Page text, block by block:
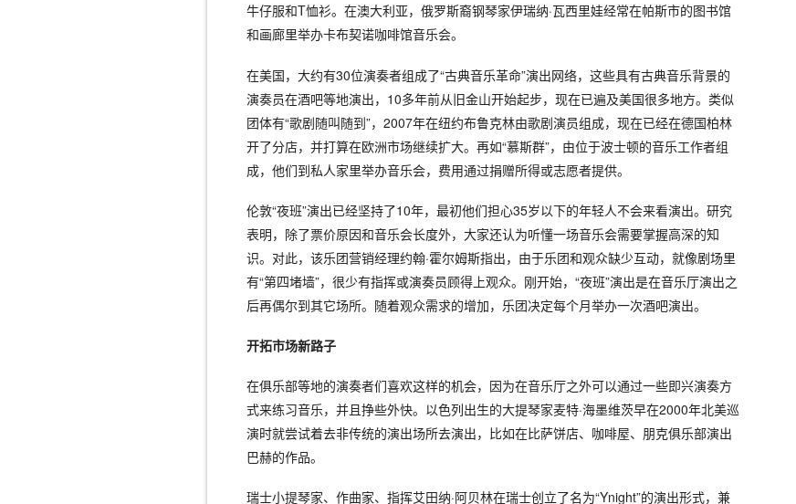
牛仔服和T恤衫。在澳大利亚，俄罗斯裔钢琴家伊瑞纳·瓦西里娃经常在帕斯市的图书馆
和画廊里举办卡布契诺咖啡馆音乐会。
在美国，大约有30位演奏者组成了“古典音乐革命”演出网络，这些具有古典音乐背景的
演奏员在酒吧等地演出，10多年前从旧金山开始起步，现在已遍及美国很多地方。类似
团体有“歌剧随叫随到”，2007年在纽约布鲁克林由歌剧演员组成，现在已经在德国柏林
开了分店，并打算在欧洲市场继续扩大。再如“慕斯群”，由位于波士顿的音乐工作者组
成，他们到私人家里举办音乐会，费用通过捐赠所得或志愿者提供。
伦敦“夜班”演出已经坚持了10年，最初他们担心35岁以下的年轻人不会来看演出。研究
表明，除了票价原因和音乐会长度外，大家还认为听懂一场音乐会需要掌握高深的知
识。对此，该乐团营销经理约翰·霍尔姆斯指出，由于乐团和观众缺少互动，就像剧场里
有“第四堵墙”，很少有指挥或演奏员顾得上观众。刚开始，“夜班”演出是在音乐厅演出之
后再偶尔到其它场所。随着观众需求的增加，乐团决定每个月举办一次酒吧演出。
开拓市场新路子
在俱乐部等地的演奏者们喜欢这样的机会，因为在音乐厅之外可以通过一些即兴演奏方
式来练习音乐，并且挣些外快。以色列出生的大提琴家麦特·海墨维茨早在2000年北美巡
演时就尝试着去非传统的演出场所去演出，比如在比萨饼店、咖啡屋、朋克俱乐部演出
巴赫的作品。
瑞士小提琴家、作曲家、指挥艾田纳·阿贝林在瑞士创立了名为“Ynight”的演出形式，兼